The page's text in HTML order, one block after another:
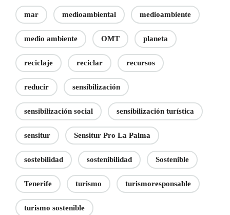
mar medioambiental medioambiente
medio ambiente OMT planeta
reciclaje reciclar recursos
reducir sensibilización
sensibilización social sensibilización turística
sensitur Sensitur Pro La Palma
sostebilidad sostenibilidad Sostenible
Tenerife turismo turismoresponsable
turismo sostenible